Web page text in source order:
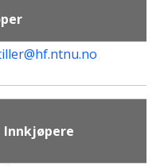
Innkjøpere